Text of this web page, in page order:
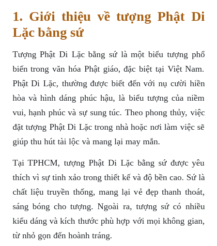
1. Giới thiệu về tượng Phật Di
Lặc bằng sứ
Tượng Phật Di Lặc bằng sứ là một biểu tượng phổ
biến trong văn hóa Phật giáo, đặc biệt tại Việt Nam.
Phật Di Lặc, thường được biết đến với nụ cười hiền
hòa và hình dáng phúc hậu, là biểu tượng của niềm
vui, hạnh phúc và sự sung túc. Theo phong thủy, việc
đặt tượng Phật Di Lặc trong nhà hoặc nơi làm việc sẽ
giúp thu hút tài lộc và mang lại may mắn.
Tại TPHCM, tượng Phật Di Lặc bằng sứ được yêu
thích vì sự tinh xảo trong thiết kế và độ bền cao. Sứ là
chất liệu truyền thống, mang lại vẻ đẹp thanh thoát,
sáng bóng cho tượng. Ngoài ra, tượng sứ có nhiều
kiểu dáng và kích thước phù hợp với mọi không gian,
từ nhỏ gọn đến hoành tráng.